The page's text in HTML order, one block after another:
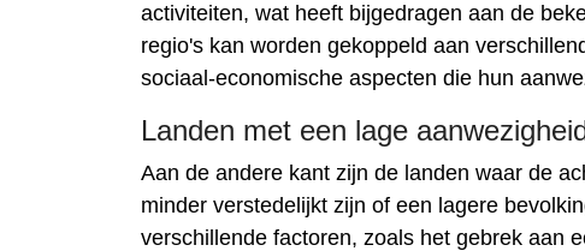
activiteiten, wat heeft bijgedragen aan de
regio's kan worden gekoppeld aan
sociaal-economische aspecten die hun
Landen met een lage
Aan de andere kant zijn de landen waar de
minder verstedelijkt zijn of een lagere
verschillende factoren, zoals het gebrek aan